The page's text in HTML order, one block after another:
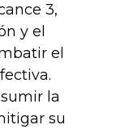
3,
y el
el
la
su